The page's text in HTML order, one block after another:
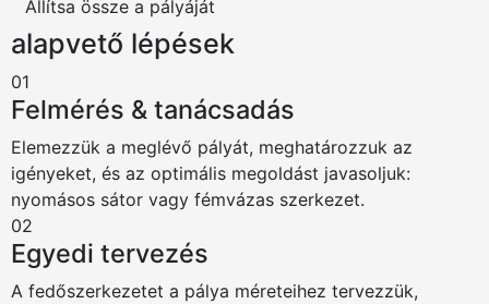
Állítsa össze a pályáját
alapvető lépések
01
Felmérés & tanácsadás
Elemezzük a meglévő pályát, meghatározzuk az
igényeket, és az optimális megoldást javasoljuk:
nyomásos sátor vagy fémvázas szerkezet.
02
Egyedi tervezés
A fedőszerkezetet a pálya méreteihez tervezzük,